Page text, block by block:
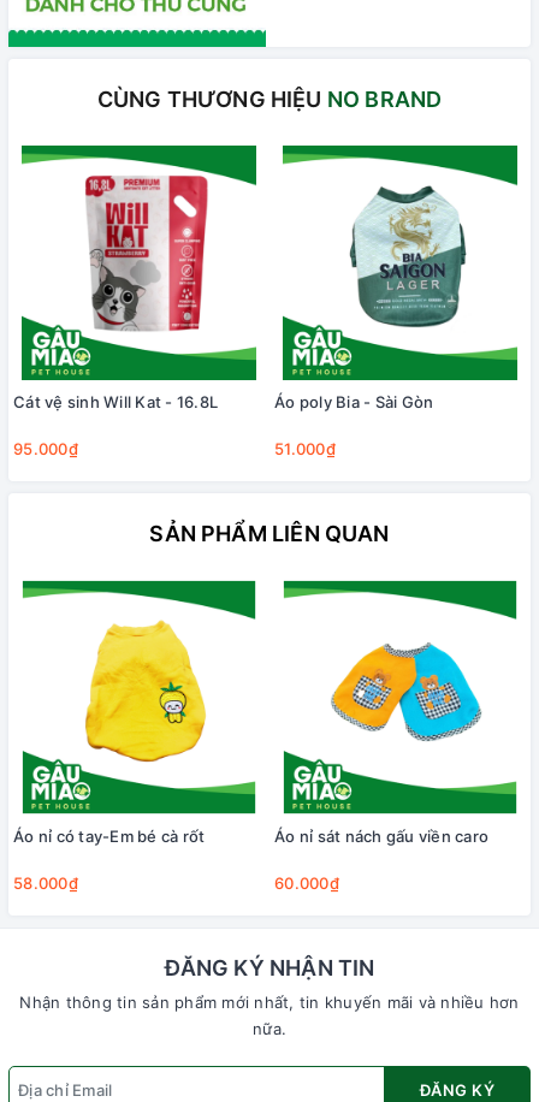
CÙNG THƯƠNG HIỆU NO BRAND
Cát vệ sinh Will Kat - 16.8L
95.000₫
Áo poly Bia - Sài Gòn
51.000₫
SẢN PHẨM LIÊN QUAN
Áo nỉ có tay-Em bé cà rốt
58.000₫
Áo nỉ sát nách gấu viền caro
60.000₫
ĐĂNG KÝ NHẬN TIN
Nhận thông tin sản phẩm mới nhất, tin khuyến mãi và nhiều hơn
nữa.
ĐĂNG KÝ